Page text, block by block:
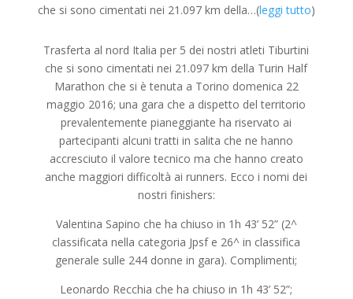
che si sono cimentati nei 21.097 km della…(leggi tutto)
Trasferta al nord Italia per 5 dei nostri atleti Tiburtini
che si sono cimentati nei 21.097 km della Turin Half
Marathon che si è tenuta a Torino domenica 22
maggio 2016; una gara che a dispetto del territorio
prevalentemente pianeggiante ha riservato ai
partecipanti alcuni tratti in salita che ne hanno
accresciuto il valore tecnico ma che hanno creato
anche maggiori difficoltà ai runners. Ecco i nomi dei
nostri finishers:
Valentina Sapino che ha chiuso in 1h 43’ 52” (2^
classificata nella categoria Jpsf e 26^ in classifica
generale sulle 244 donne in gara). Complimenti;
Leonardo Recchia che ha chiuso in 1h 43’ 52”;